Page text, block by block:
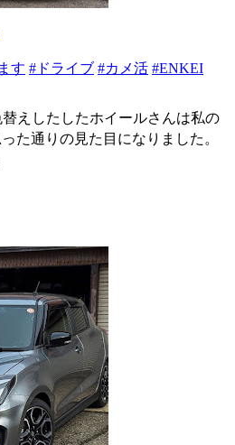
す #ドライブ #カメ活 #ENKEI
えしたしたホイールさんは私の
た通りの見た目になりました。